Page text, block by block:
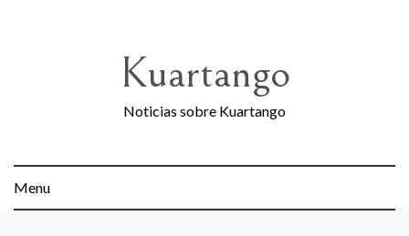
Kuartango
Noticias sobre Kuartango
Menu